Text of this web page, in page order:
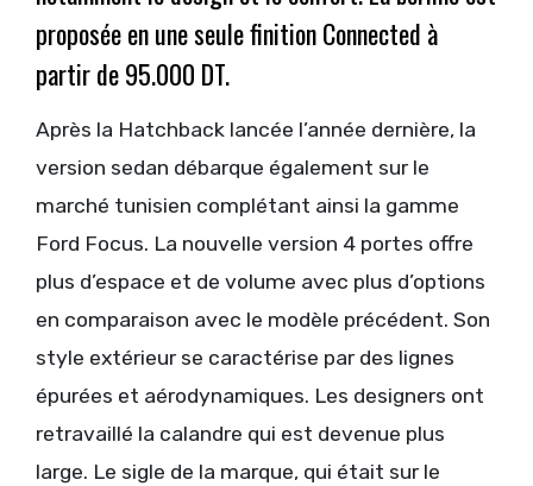
proposée en une seule finition Connected à
partir de 95.000 DT.
Après la Hatchback lancée l’année dernière, la
version sedan débarque également sur le
marché tunisien complétant ainsi la gamme
Ford Focus. La nouvelle version 4 portes offre
plus d’espace et de volume avec plus d’options
en comparaison avec le modèle précédent. Son
style extérieur se caractérise par des lignes
épurées et aérodynamiques. Les designers ont
retravaillé la calandre qui est devenue plus
large. Le sigle de la marque, qui était sur le